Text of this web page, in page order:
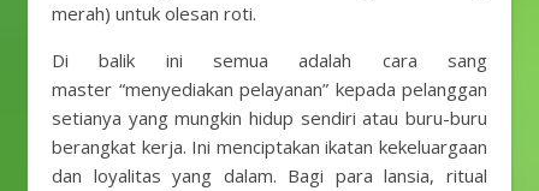
merah) untuk olesan roti.
Di balik ini semua adalah cara sang
master “menyediakan pelayanan” kepada pelanggan
setianya yang mungkin hidup sendiri atau buru-buru
berangkat kerja. Ini menciptakan ikatan kekeluargaan
dan loyalitas yang dalam. Bagi para lansia, ritual